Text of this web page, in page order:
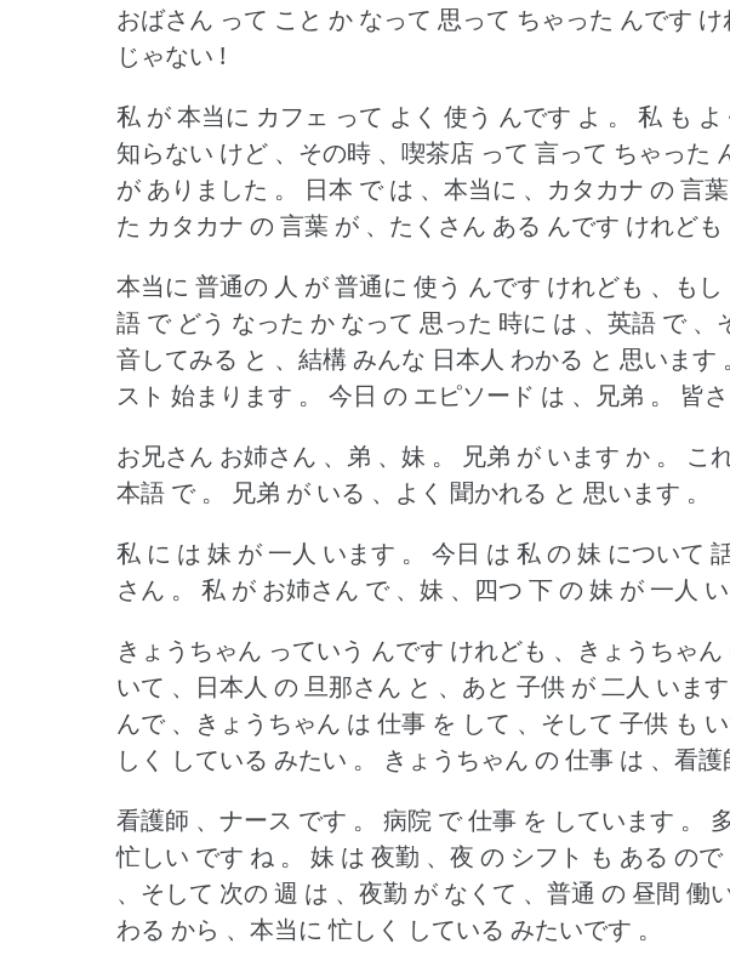
おばさん って こと か なって 思って ちゃった んです
じゃない !
私 が 本当に カフェ って よく 使う んです よ 。
私 も
知らない けど 、その時 、喫茶店 って 言って ちゃった
が ありました 。
日本 で は 、本当に 、カタカナ の 言
た カタカナ の 言葉 が 、たくさん ある んです けれども
本当に 普通の 人 が 普通に 使う んです けれども 、も
語 で どう なった か なって 思った 時に は 、英語 で 、
音してみる と 、結構 みんな 日本人 わかる と 思います 。
スト 始まります 。
今日 の エピソード は 、兄弟 。
皆
お兄さん お姉さん 、弟 、妹 。
兄弟 が います か 。
こ
本語 で 。
兄弟 が いる 、よく 聞かれる と 思います 。
私 に は 妹 が 一人 います 。
今日 は 私 の 妹 について
さん 。
私 が お姉さん で 、妹 、四つ 下 の 妹 が 一人 い
きょうちゃん っていう んです けれども 、きょうちゃ
いて 、日本人 の 旦那さん と 、あと 子供 が 二人 います
んで 、きょうちゃん は 仕事 を して 、そして 子供 も い
しく している みたい 。
きょうちゃん の 仕事 は 、看護
看護師 、ナース です 。
病院 で 仕事 を しています 。
忙しい です ね 。
妹 は 夜勤 、夜 の シフト も ある の
、そして 次の 週 は 、夜勤 が なくて 、普通 の 昼間 働
わる から 、本当に 忙しく している みたいです 。